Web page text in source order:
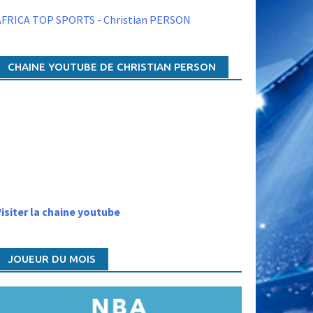
TOP SPORTS - Christian PERSON
CHAINE YOUTUBE DE CHRISTIAN PERSON
la chaine youtube
JOUEUR DU MOIS